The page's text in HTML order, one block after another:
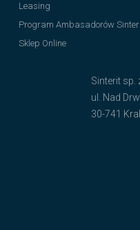
Sinterit sp.
ul. Nad
30-741
Leasing
Program Ambasadorów
Sklep Online